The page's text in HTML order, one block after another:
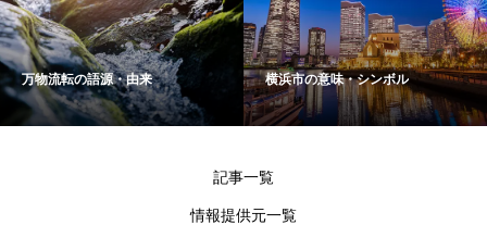
万物流転の語源・由来 横浜市の意味・シンボル
記事一覧
情報提供元一覧